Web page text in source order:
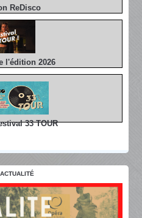
ReDisco
l'édition 2026
33 TOUR